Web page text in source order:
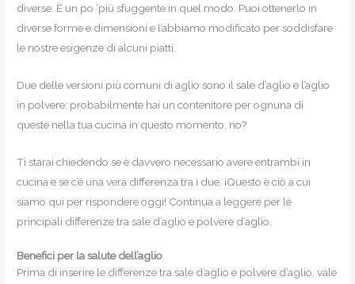
diverse. È un po ‘più sfuggente in quel modo. Puoi ottenerlo in
diverse forme e dimensioni e l’abbiamo modificato per soddisfare
le nostre esigenze di alcuni piatti.
Due delle versioni più comuni di aglio sono il sale d’aglio e l’aglio
in polvere: probabilmente hai un contenitore per ognuna di
queste nella tua cucina in questo momento, no?
Ti starai chiedendo se è davvero necessario avere entrambi in
cucina e se c’è una vera differenza tra i due. ¡Questo è ciò a cui
siamo qui per rispondere oggi! Continua a leggere per le
principali differenze tra sale d’aglio e polvere d’aglio.
Benefici per la salute dell’aglio
Prima di inserire le differenze tra sale d’aglio e polvere d’aglio, vale